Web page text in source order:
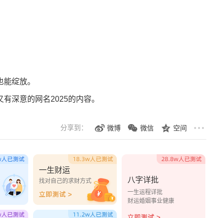
绽放。
深意的网名2025的内容。
分享到： 微博 微信 空间
一生财运
找对自己的求财方式 八字详批
一生运程详批
财运婚姻事业健康